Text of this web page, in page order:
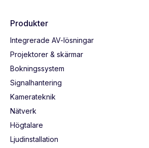
Produkter
Integrerade AV-lösningar
Projektorer & skärmar
Bokningssystem
Signalhantering
Kamerateknik
Nätverk
Högtalare
Ljudinstallation